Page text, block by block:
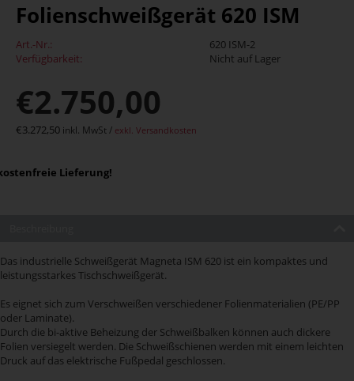
Folienschweißgerät 620 ISM
Art.-Nr.:
620 ISM-2
Verfügbarkeit:
Nicht auf Lager
€2.750,00
€3.272,50 inkl. MwSt / exkl. Versandkosten
Lieferung!
Das industrielle Schweißgerät Magneta ISM 620 ist ein kompaktes und
leistungsstarkes Tischschweißgerät.
Es eignet sich zum Verschweißen verschiedener Folienmaterialien (PE/PP
oder Laminate).
Durch die bi-aktive Beheizung der Schweißbalken können auch dickere
Folien versiegelt werden. Die Schweißschienen werden mit einem leichten
Druck auf das elektrische Fußpedal geschlossen.